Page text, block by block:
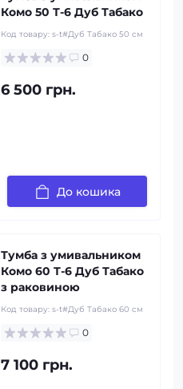
Комо 50 Т-6 Дуб Табако
Код товару: s-t#Дуб Табако 50 см
0
6 500 грн.
До кошика
Тумба з умивальником
Комо 60 Т-6 Дуб Табако
з раковиною
Код товару: s-t#Дуб Табако 60 см
0
7 100 грн.